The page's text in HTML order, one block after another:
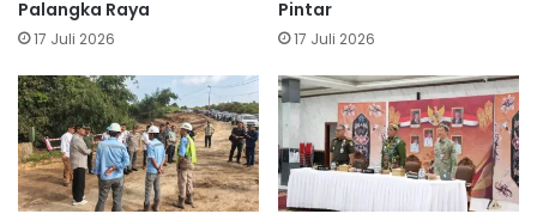
Palangka Raya
17 Juli 2026
Pintar
17 Juli 2026